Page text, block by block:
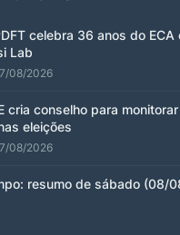
celebra 36 anos do ECA
Lab
08/2026
cria conselho para
eleições
08/2026
resumo de sábado (08/